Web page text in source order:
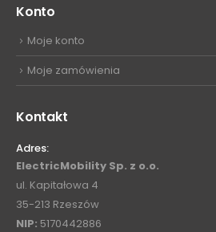
Konto
Moje konto
Moje zamówienia
Kontakt
Adres:
ElectricMobility Sp. z o.o.
ul. Kapitałowa 4
35-213 Rzeszów
NIP: 5170442886